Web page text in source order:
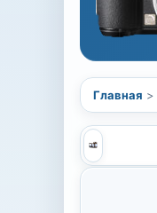
Главная >